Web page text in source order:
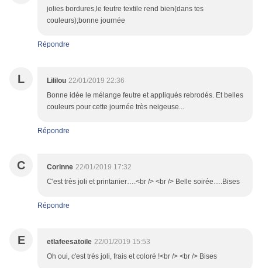
jolies bordures,le feutre textile rend bien(dans tes
couleurs);bonne journée
Répondre
L Lililou 22/01/2019 22:36
Bonne idée le mélange feutre et appliqués rebrodés. Et belles
couleurs pour cette journée très neigeuse...
Répondre
C Corinne 22/01/2019 17:32
C'est très joli et printanier….<br /> <br /> Belle soirée….Bises
Répondre
E etlafeesatoile 22/01/2019 15:53
Oh oui, c'est très joli, frais et coloré !<br /> <br /> Bises